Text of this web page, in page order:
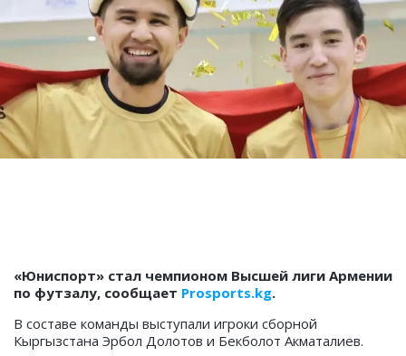
«Юниспорт» стал чемпионом Высшей лиги Армении
по футзалу, сообщает Prosports.kg.
В составе команды выступали игроки сборной
Кыргызстана Эрбол Долотов и Бекболот Акматалиев.